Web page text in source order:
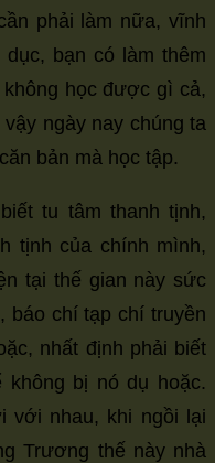
phải làm nữa, vĩnh
bạn có làm thêm
học được gì cả,
ngày nay chúng ta
bản mà học tập.
tu tâm thanh tịnh,
tịnh của chính mình,
tại thế gian này sức
báo chí tạp chí truyền
nhất định phải biết
không bị nó dụ hoặc.
với nhau, khi ngồi lại
Trương thế này nhà